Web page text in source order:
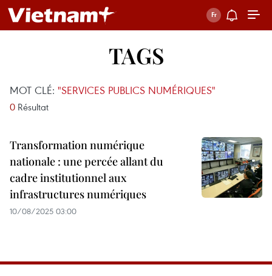
TAGS
MOT CLÉ: "SERVICES PUBLICS NUMÉRIQUES"
0 Résultat
Transformation numérique
nationale : une percée allant du
cadre institutionnel aux
infrastructures numériques
10/08/2025 03:00